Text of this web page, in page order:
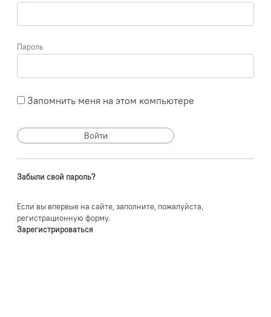
Пароль
Запомнить меня на этом компьютере
Забыли свой пароль?
Если вы впервые на сайте, заполните, пожалуйста,
регистрационную форму.
Зарегистрироваться